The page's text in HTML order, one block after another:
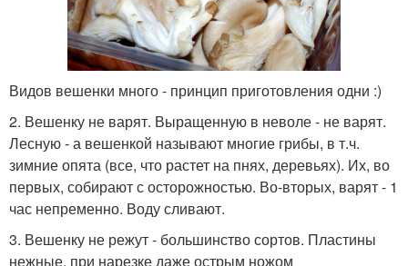
Видов вешенки много - принцип приготовления одни :)
2. Вешенку не варят. Выращенную в неволе - не варят.
Лесную - а вешенкой называют многие грибы, в т.ч.
зимние опята (все, что растет на пнях, деревьях). Их, во
первых, собирают с осторожностью. Во-вторых, варят - 1
час непременно. Воду сливают.
3. Вешенку не режут - большинство сортов. Пластины
нежные, при нарезке даже острым ножом